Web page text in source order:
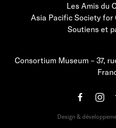
Les Amis du
Asia Pacific Society for
Soutiens et
Consortium Museum – 37,
Design &